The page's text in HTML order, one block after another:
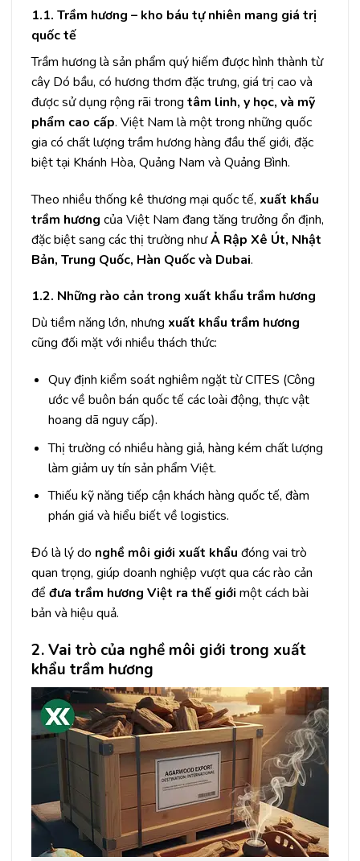
1.1. Trầm hương – kho báu tự nhiên mang giá trị
quốc tế
Trầm hương là sản phẩm quý hiếm được hình thành từ
cây Dó bầu, có hương thơm đặc trưng, giá trị cao và
được sử dụng rộng rãi trong tâm linh, y học, và mỹ
phẩm cao cấp. Việt Nam là một trong những quốc
gia có chất lượng trầm hương hàng đầu thế giới, đặc
biệt tại Khánh Hòa, Quảng Nam và Quảng Bình.
Theo nhiều thống kê thương mại quốc tế, xuất khẩu
trầm hương của Việt Nam đang tăng trưởng ổn định,
đặc biệt sang các thị trường nhưẢ Rập Xê Út, Nhật
Bản, Trung Quốc, Hàn Quốc và Dubai.
1.2. Những rào cản trong xuất khẩu trầm hương
Dù tiềm năng lớn, nhưng xuất khẩu trầm hương
cũng đối mặt với nhiều thách thức:
Quy định kiểm soát nghiêm ngặt từ CITES (Công
ước về buôn bán quốc tế các loài động, thực vật
hoang dã nguy cấp).
Thị trường có nhiều hàng giả, hàng kém chất lượng
làm giảm uy tín sản phẩm Việt.
Thiếu kỹ năng tiếp cận khách hàng quốc tế, đàm
phán giá và hiểu biết về logistics.
Đó là lý do nghề môi giới xuất khẩu đóng vai trò
quan trọng, giúp doanh nghiệp vượt qua các rào cản
để đưa trầm hương Việt ra thế giới một cách bài
bản và hiệu quả.
2. Vai trò của nghề môi giới trong xuất
khẩu trầm hương